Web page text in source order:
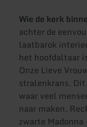
Wie de kerk
achter de
laatbarok
het hoofdaltaar
Onze Lieve
stralenkrans. Dit
waar veel
naar maken.
zwarte